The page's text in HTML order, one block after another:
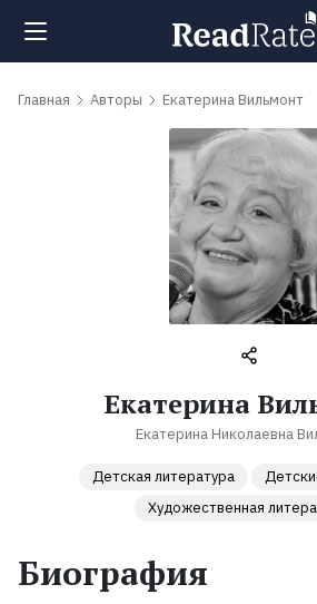
Поиск
обсуждаемые
Главная Авторы Екатерина Вильмонт
Екатерина
Екатерина Николаевна
Детская литература
Художественная
Биография